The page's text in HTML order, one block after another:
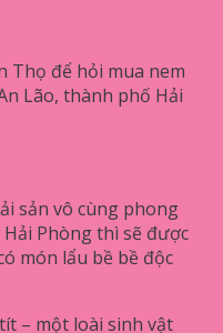
Thọ để hỏi mua nem
Lão, thành phố Hải
sản vô cùng phong
Hải Phòng thì sẽ được
món lẩu bề bề độc
– một loài sinh vật